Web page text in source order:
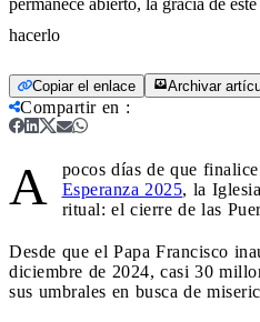
hacerlo
Copiar el enlace Archivar
Compartir en :
A pocos días de que
Esperanza 2025, la
ritual: el cierre de las
Desde que el Papa Francisco
diciembre de 2024, casi 30
sus umbrales en busca de